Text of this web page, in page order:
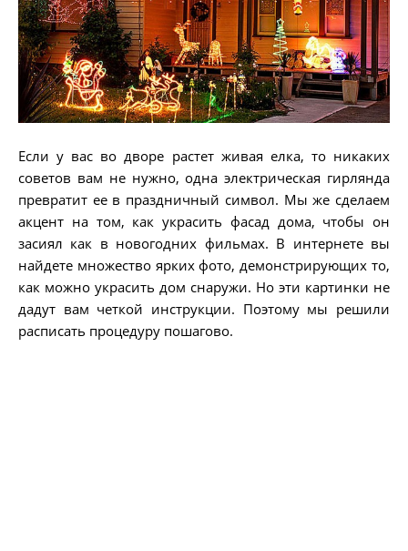
Если у вас во дворе растет живая елка, то никаких
советов вам не нужно, одна электрическая гирлянда
превратит ее в праздничный символ. Мы же сделаем
акцент на том, как украсить фасад дома, чтобы он
засиял как в новогодних фильмах. В интернете вы
найдете множество ярких фото, демонстрирующих то,
как можно украсить дом снаружи. Но эти картинки не
дадут вам четкой инструкции. Поэтому мы решили
расписать процедуру пошагово.